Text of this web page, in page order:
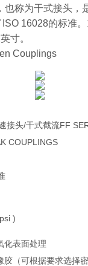
也称为干式接头，
16028的标准。
寸。
Couplings
接头/干式截流FF
COUPLINGS
)
化表面处理
胶（可根据要求选择